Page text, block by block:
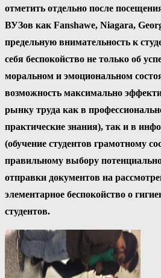
отметить отдельно после
ВУЗов как Fanshawe, Niagara,
предельную внимательность к
себя беспокойство не только об
моральном и эмоциональном
возможность максимально
рынку труда как в
практические знания), так и в
(обучение студентов грамотному
правильному выбору
отправки документов на
элементарное беспокойство о
студентов.